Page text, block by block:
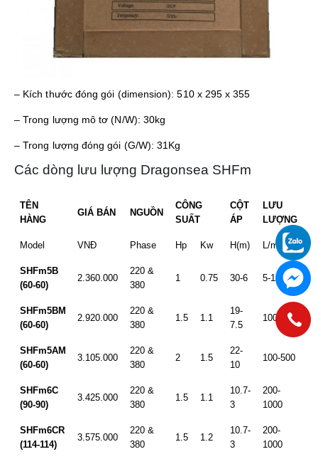
– Kích thước đóng gói (dimension): 510 x 295 x 355
– Trong lượng mô tơ (N/W): 30kg
– Trong lượng đóng gói (G/W): 31Kg
Các dòng lưu lượng Dragonsea SHFm
TÊN
HÀNG
GIÁ BÁN NGUỒN
CÔNG
SUẤT
CỘT
ÁP
LƯU
LƯỢNG
Model VNĐ Phase Hp Kw H(m) L/min
SHFm5B
(60-60)
2.360.000
220 &
380
1 0.75 30-6 5-13,2
SHFm5BM
(60-60)
2.920.000
220 &
380
1.5 1.1
19-
7.5
100-500
SHFm5AM
(60-60)
3.105.000
220 &
380
2 1.5
22-
10
100-500
SHFm6C
(90-90)
3.425.000
220 &
380
1.5 1.1
10.7-
3
200-
1000
SHFm6CR
(114-114)
3.575.000
220 &
380
1.5 1.2
10.7-
3
200-
1000